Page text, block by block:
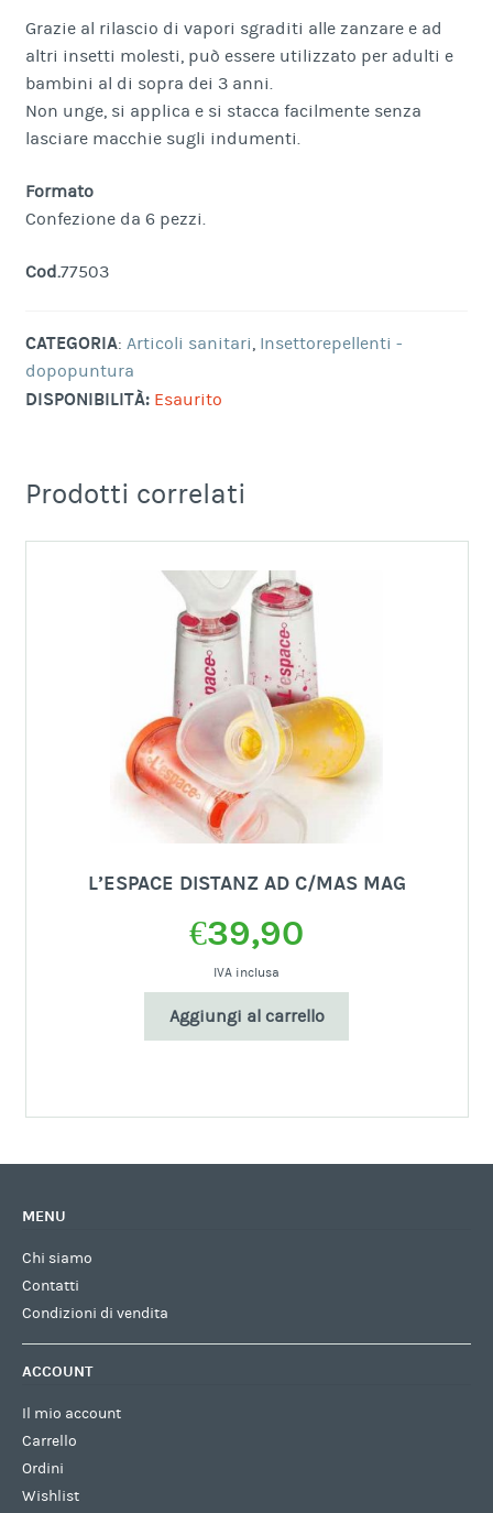
Grazie al rilascio di vapori sgraditi alle zanzare e ad
altri insetti molesti, può essere utilizzato per adulti e
bambini al di sopra dei 3 anni.
Non unge, si applica e si stacca facilmente senza
lasciare macchie sugli indumenti.
Formato
Confezione da 6 pezzi.
Cod.77503
CATEGORIA: Articoli sanitari, Insettorepellenti -
dopopuntura
DISPONIBILITÀ: Esaurito
Prodotti correlati
L’ESPACE DISTANZ AD C/MAS MAG
€39,90
IVA inclusa
Aggiungi al carrello
MENU
Chi siamo
Contatti
Condizioni di vendita
ACCOUNT
Il mio account
Carrello
Ordini
Wishlist